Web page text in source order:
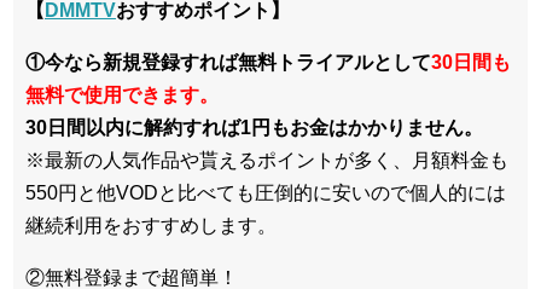
【 DMMTVおすすめポイント】
①今なら新規登録すれば無料トライアルとして30日間も
無料で使用できます。
30日間以内に解約すれば1円もお金はかかりません。
※最新の人気作品や貰えるポイントが多く、月額料金も
550円と他VODと比べても圧倒的に安いので個人的には
継続利用をおすすめします。
②無料登録まで超簡単！